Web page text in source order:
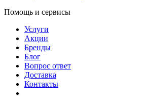
Помощь и сервисы
Услуги
Акции
Бренды
Блог
Вопрос ответ
Доставка
Контакты